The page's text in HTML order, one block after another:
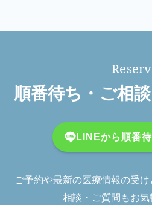
順番待ち・ご相
LINEから順番
ご予約や最新の医療情報の受
相談・ご質問もお気